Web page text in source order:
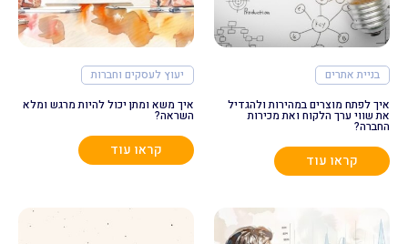
בניית אתרים
איך לפתח מוצרים במהירות ולהגדיל
את שווי ערך הלקוח ואת מכירות
החברה?
קראו עוד
יעוץ לעסקים וחברות
איך משא ומתן יכול להיות מרגש ומלא
השראה?
קראו עוד